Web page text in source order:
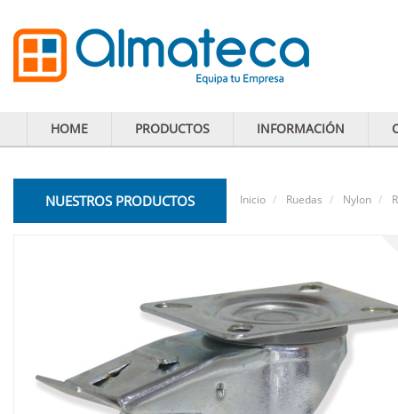
HOME PRODUCTOS INFORMACIÓN
NUESTROS PRODUCTOS Inicio Ruedas Nylon